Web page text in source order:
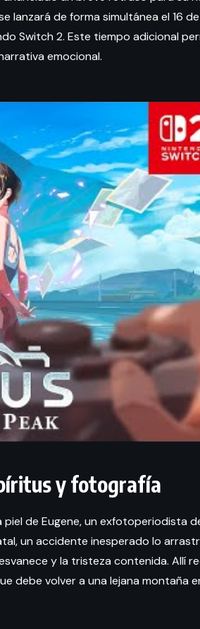
lanzará de forma simultánea el 16
Switch 2. Este tiempo adicional
emocional.
y fotografía
piel de Eugene, un exfotoperiodista
un accidente inesperado lo
y la tristeza contenida. Allí
debe volver a una lejana montaña